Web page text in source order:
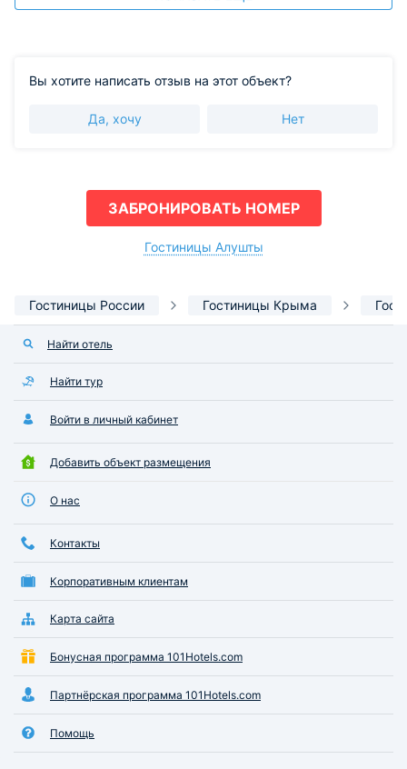
Вы хотите написать отзыв на этот объект?
Да, хочу Нет
ЗАБРОНИРОВАТЬ НОМЕР
Гостиницы Алушты
Гостиницы России Гостиницы Крыма
Найти отель
Найти тур
Войти в личный кабинет
Добавить объект размещения
О нас
Контакты
Корпоративным клиентам
Карта сайта
Бонусная программа 101Hotels.com
Партнёрская программа 101Hotels.com
Помощь